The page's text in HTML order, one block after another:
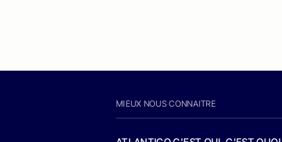
MIEUX NOUS CONNAITRE